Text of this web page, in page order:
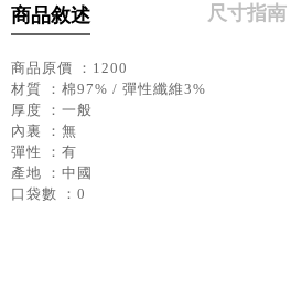
商品敘述 尺寸指南
商品原價 ：1200
材質 ：棉97% / 彈性纖維3%
厚度 ：一般
內裏 ：無
彈性 ：有
產地 ：中國
口袋數 ：0